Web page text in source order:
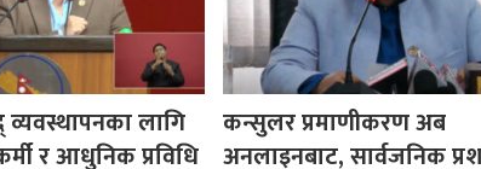
लागि
र आधुनिक प्रविधि
कन्सुलर प्रमाणीकरण अब
अनलाइनबाट, सार्वजनिक